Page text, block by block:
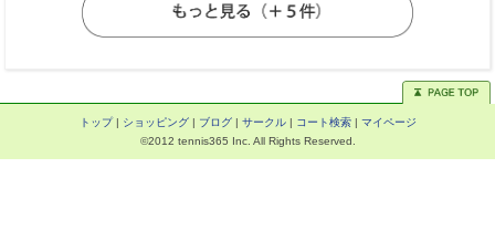
トップ| ショッピング| ブログ| サークル| コート検索| マイページ
©2012 tennis365 Inc. All Rights Reserved.